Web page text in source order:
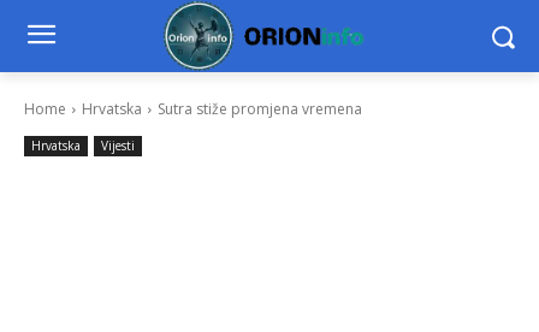
Home Hrvatska Sutra stiže promjena vremena
Hrvatska Vijesti